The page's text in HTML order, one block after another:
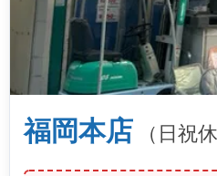
福岡本店 （日祝